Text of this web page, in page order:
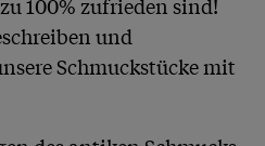
und
Schmuckstücke mit